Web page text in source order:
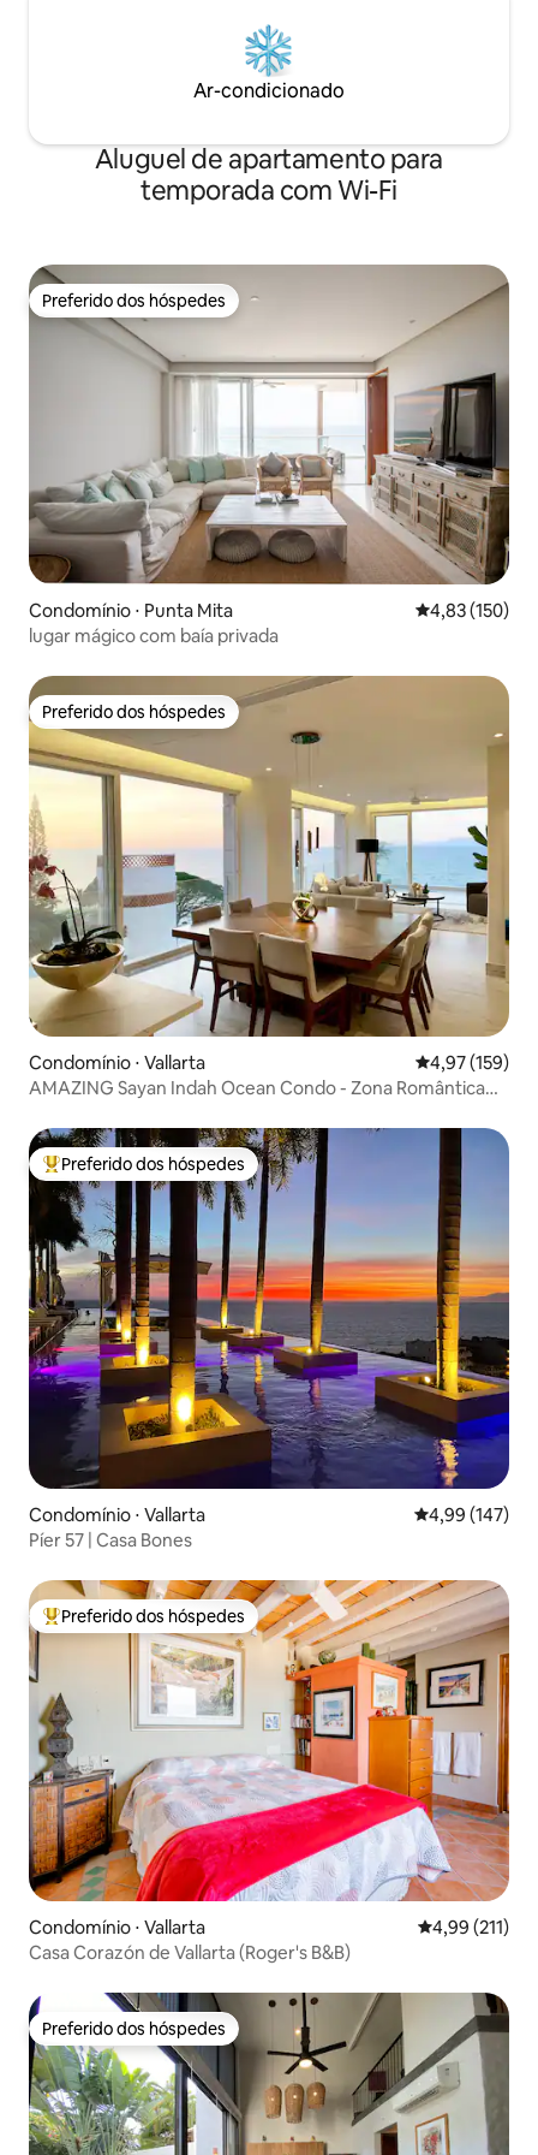
Ar-condicionado
Aluguel de apartamento para
temporada com Wi-Fi
Preferido dos hóspedes
Preferido dos hóspedes
Condomínio ⋅ Punta Mita 4,83 de uma
4,83 (150)
lugar mágico com baía privada
Preferido dos hóspedes
Preferido dos hóspedes
Condomínio ⋅ Vallarta 4,97 de uma
4,97 (159)
AMAZING Sayan Indah Ocean Condo - Zona Romântica
Entre os melhores preferidos dos hóspedes
Preferido dos hóspedes
Condomínio ⋅ Vallarta 4,99 de uma
4,99 (147)
Píer 57 | Casa Bones
Entre os melhores preferidos dos hóspedes
Preferido dos hóspedes
Condomínio ⋅ Vallarta 4,99 de uma
4,99 (211)
Casa Corazón de Vallarta (Roger's B&B)
Preferido dos hóspedes
Preferido dos hóspedes